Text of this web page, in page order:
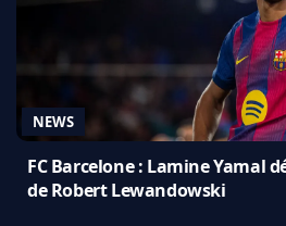
NEWS
FC Barcelone : Lamine Yamal
de Robert Lewandowski